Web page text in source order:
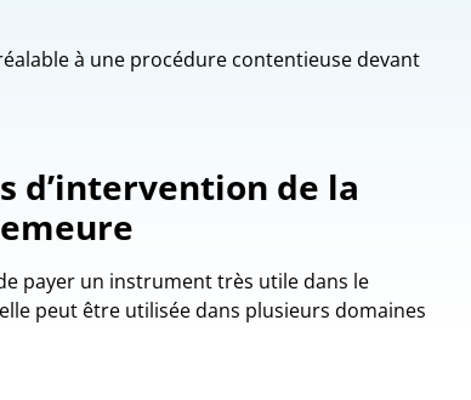
à une procédure contentieuse devant
d’intervention de la
payer un instrument très utile dans le
peut être utilisée dans plusieurs domaines